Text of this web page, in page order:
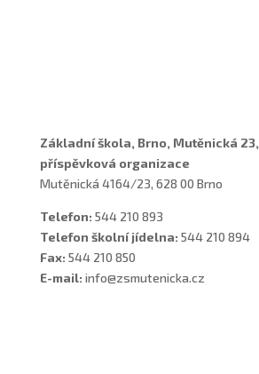
Základní škola, Brno, Mutěnická 23,
příspěvková organizace
Mutěnická 4164/23, 628 00 Brno
Telefon: 544 210 893
Telefon školní jídelna: 544 210 894
Fax: 544 210 850
E-mail: info@zsmutenicka.cz